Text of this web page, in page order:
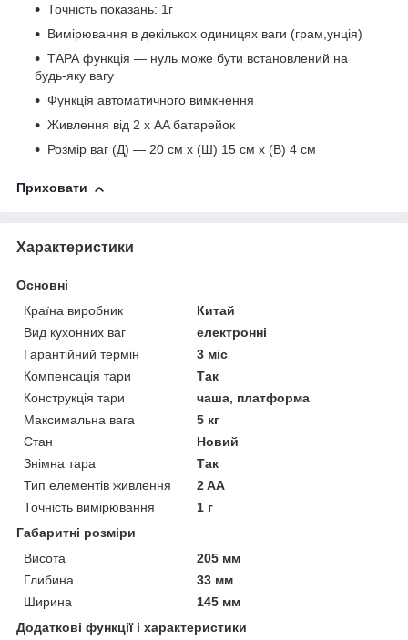
Точність показань: 1г
Вимірювання в декількох одиницях ваги (грам,унція)
ТАРА функція — нуль може бути встановлений на
будь-яку вагу
Функція автоматичного вимкнення
Живлення від 2 х AA батарейок
Розмір ваг (Д) — 20 см х (Ш) 15 см х (В) 4 см
Приховати
Характеристики
Основні
Країна виробник
Китай
Вид кухонних ваг
електронні
Гарантійний термін
3 міс
Компенсація тари
Так
Конструкція тари
чаша, платформа
Максимальна вага
5 кг
Стан
Новий
Знімна тара
Так
Тип елементів живлення
2 AA
Точність вимірювання
1 г
Габаритні розміри
Висота
205 мм
Глибина
33 мм
Ширина
145 мм
Додаткові функції і характеристики